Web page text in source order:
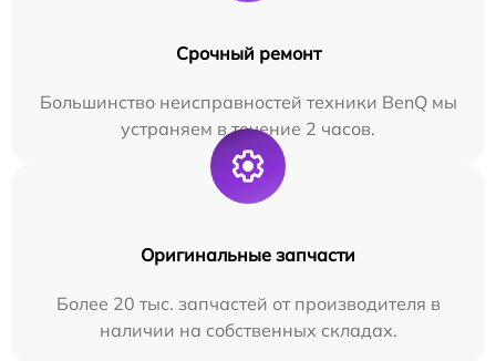
Срочный ремонт
Большинство неисправностей техники BenQ мы
устраняем в течение 2 часов.
Оригинальные запчасти
Более 20 тыс. запчастей от производителя в
наличии на собственных складах.